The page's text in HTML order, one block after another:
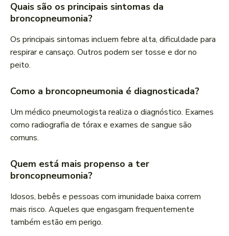
Quais são os principais sintomas da
broncopneumonia?
Os principais sintomas incluem febre alta, dificuldade para
respirar e cansaço. Outros podem ser tosse e dor no
peito.
Como a broncopneumonia é diagnosticada?
Um médico pneumologista realiza o diagnóstico. Exames
como radiografia de tórax e exames de sangue são
comuns.
Quem está mais propenso a ter
broncopneumonia?
Idosos, bebês e pessoas com imunidade baixa correm
mais risco. Aqueles que engasgam frequentemente
também estão em perigo.